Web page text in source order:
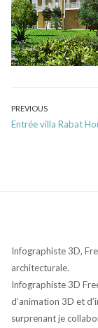
Navigation
de
PREVIOUS
Previous
Entrée villa Rabat
Infographiste 3D,
architecturale.
Infographiste 3D
d’animation 3D et
surprenant je